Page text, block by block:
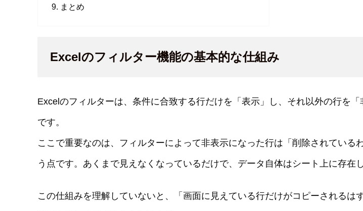
まとめ
Excelのフィルター機能の基本的な仕組み
Excelのフィルターは、条件に合致する行だけを「表示」し、それ以外の行を
です。
ここで重要なのは、フィルターによって非表示になった行は「削除されている
う点です。あくまで見えなくなっているだけで、データ自体はシート上に存在
この仕組みを理解していないと、「画面に見えている行だけがコピーされるは